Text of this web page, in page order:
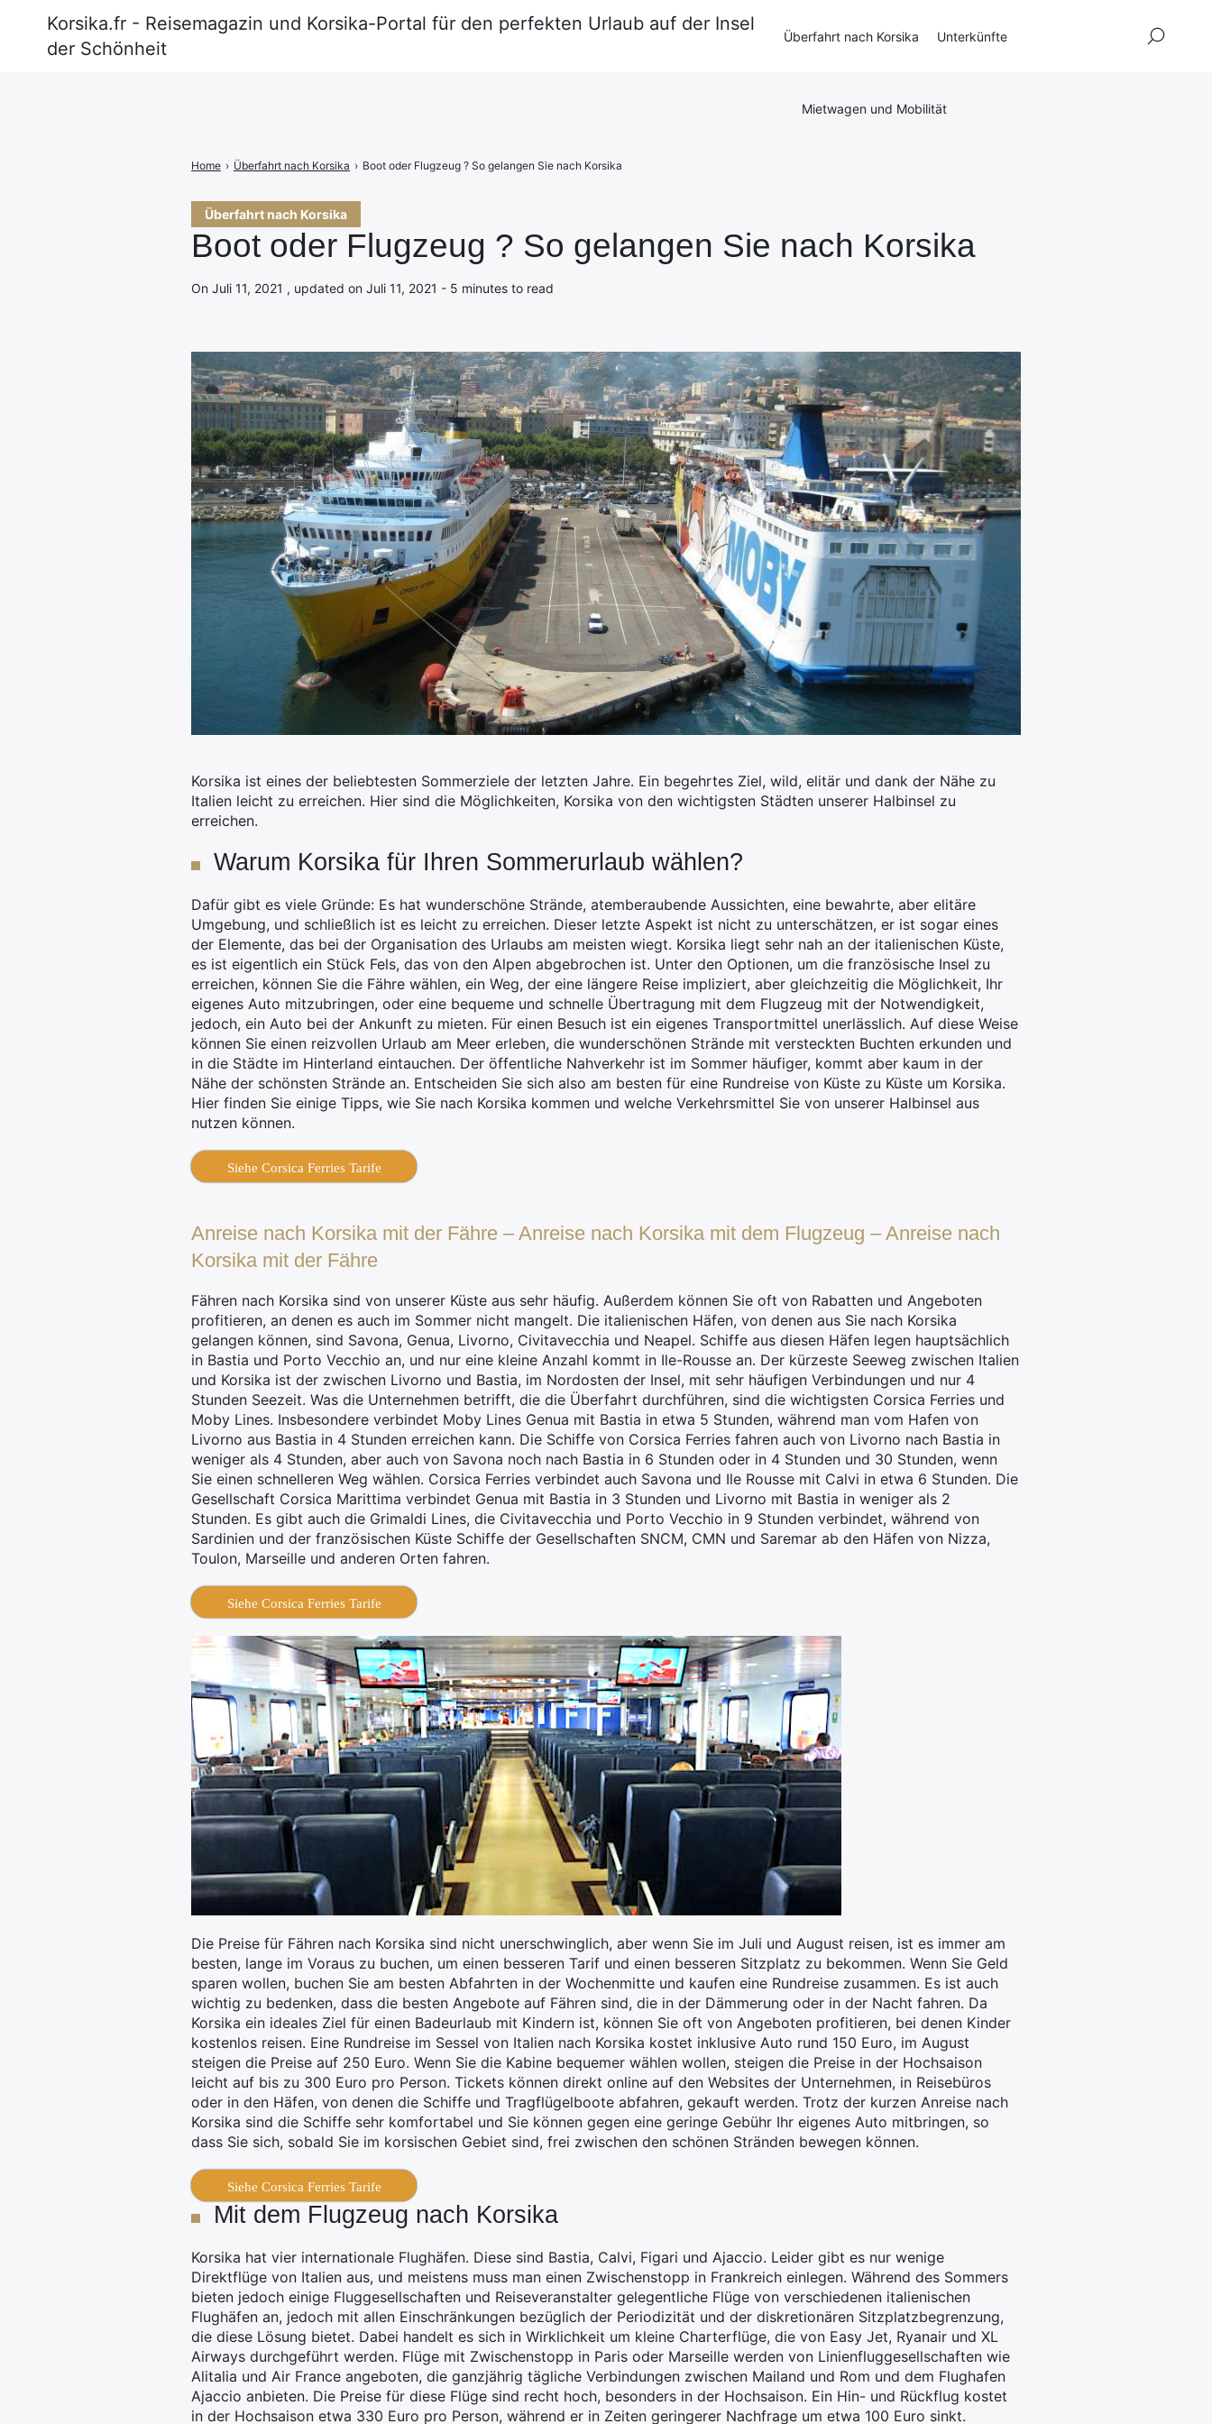
Überfahrt nach Korsika
Boot oder Flugzeug ? So gelangen Sie nach Korsika
On Juli 11, 2021 , updated on Juli 11, 2021 - 5 minutes to read
Home › Überfahrt nach Korsika › Boot oder Flugzeug ? So gelangen Sie nach Korsika
Korsika ist eines der beliebtesten Sommerziele der letzten Jahre. Ein begehrtes Ziel, wild, elitär und dank der Nähe zu
Italien leicht zu erreichen. Hier sind die Möglichkeiten, Korsika von den wichtigsten Städten unserer Halbinsel zu
erreichen.
Warum Korsika für Ihren Sommerurlaub wählen?
Dafür gibt es viele Gründe: Es hat wunderschöne Strände, atemberaubende Aussichten, eine bewahrte, aber elitäre
Umgebung, und schließlich ist es leicht zu erreichen. Dieser letzte Aspekt ist nicht zu unterschätzen, er ist sogar eines
der Elemente, das bei der Organisation des Urlaubs am meisten wiegt. Korsika liegt sehr nah an der italienischen Küste,
es ist eigentlich ein Stück Fels, das von den Alpen abgebrochen ist. Unter den Optionen, um die französische Insel zu
erreichen, können Sie die Fähre wählen, ein Weg, der eine längere Reise impliziert, aber gleichzeitig die Möglichkeit, Ihr
eigenes Auto mitzubringen, oder eine bequeme und schnelle Übertragung mit dem Flugzeug mit der Notwendigkeit,
jedoch, ein Auto bei der Ankunft zu mieten. Für einen Besuch ist ein eigenes Transportmittel unerlässlich. Auf diese Weise
können Sie einen reizvollen Urlaub am Meer erleben, die wunderschönen Strände mit versteckten Buchten erkunden und
in die Städte im Hinterland eintauchen. Der öffentliche Nahverkehr ist im Sommer häufiger, kommt aber kaum in der
Nähe der schönsten Strände an. Entscheiden Sie sich also am besten für eine Rundreise von Küste zu Küste um Korsika.
Hier finden Sie einige Tipps, wie Sie nach Korsika kommen und welche Verkehrsmittel Sie von unserer Halbinsel aus
nutzen können.
Siehe Corsica Ferries Tarife
Anreise nach Korsika mit der Fähre – Anreise nach Korsika mit dem Flugzeug – Anreise nach
Korsika mit der Fähre
Fähren nach Korsika sind von unserer Küste aus sehr häufig. Außerdem können Sie oft von Rabatten und Angeboten
profitieren, an denen es auch im Sommer nicht mangelt. Die italienischen Häfen, von denen aus Sie nach Korsika
gelangen können, sind Savona, Genua, Livorno, Civitavecchia und Neapel. Schiffe aus diesen Häfen legen hauptsächlich
in Bastia und Porto Vecchio an, und nur eine kleine Anzahl kommt in Ile-Rousse an. Der kürzeste Seeweg zwischen Italien
und Korsika ist der zwischen Livorno und Bastia, im Nordosten der Insel, mit sehr häufigen Verbindungen und nur 4
Stunden Seezeit. Was die Unternehmen betrifft, die die Überfahrt durchführen, sind die wichtigsten Corsica Ferries und
Moby Lines. Insbesondere verbindet Moby Lines Genua mit Bastia in etwa 5 Stunden, während man vom Hafen von
Livorno aus Bastia in 4 Stunden erreichen kann. Die Schiffe von Corsica Ferries fahren auch von Livorno nach Bastia in
weniger als 4 Stunden, aber auch von Savona noch nach Bastia in 6 Stunden oder in 4 Stunden und 30 Stunden, wenn
Sie einen schnelleren Weg wählen. Corsica Ferries verbindet auch Savona und Ile Rousse mit Calvi in etwa 6 Stunden. Die
Gesellschaft Corsica Marittima verbindet Genua mit Bastia in 3 Stunden und Livorno mit Bastia in weniger als 2
Stunden. Es gibt auch die Grimaldi Lines, die Civitavecchia und Porto Vecchio in 9 Stunden verbindet, während von
Sardinien und der französischen Küste Schiffe der Gesellschaften SNCM, CMN und Saremar ab den Häfen von Nizza,
Toulon, Marseille und anderen Orten fahren.
Siehe Corsica Ferries Tarife
Die Preise für Fähren nach Korsika sind nicht unerschwinglich, aber wenn Sie im Juli und August reisen, ist es immer am
besten, lange im Voraus zu buchen, um einen besseren Tarif und einen besseren Sitzplatz zu bekommen. Wenn Sie Geld
sparen wollen, buchen Sie am besten Abfahrten in der Wochenmitte und kaufen eine Rundreise zusammen. Es ist auch
wichtig zu bedenken, dass die besten Angebote auf Fähren sind, die in der Dämmerung oder in der Nacht fahren. Da
Korsika ein ideales Ziel für einen Badeurlaub mit Kindern ist, können Sie oft von Angeboten profitieren, bei denen Kinder
kostenlos reisen. Eine Rundreise im Sessel von Italien nach Korsika kostet inklusive Auto rund 150 Euro, im August
steigen die Preise auf 250 Euro. Wenn Sie die Kabine bequemer wählen wollen, steigen die Preise in der Hochsaison
leicht auf bis zu 300 Euro pro Person. Tickets können direkt online auf den Websites der Unternehmen, in Reisebüros
oder in den Häfen, von denen die Schiffe und Tragflügelboote abfahren, gekauft werden. Trotz der kurzen Anreise nach
Korsika sind die Schiffe sehr komfortabel und Sie können gegen eine geringe Gebühr Ihr eigenes Auto mitbringen, so
dass Sie sich, sobald Sie im korsischen Gebiet sind, frei zwischen den schönen Stränden bewegen können.
Siehe Corsica Ferries Tarife
Mit dem Flugzeug nach Korsika
Korsika hat vier internationale Flughäfen. Diese sind Bastia, Calvi, Figari und Ajaccio. Leider gibt es nur wenige
Direktflüge von Italien aus, und meistens muss man einen Zwischenstopp in Frankreich einlegen. Während des Sommers
bieten jedoch einige Fluggesellschaften und Reiseveranstalter gelegentliche Flüge von verschiedenen italienischen
Flughäfen an, jedoch mit allen Einschränkungen bezüglich der Periodizität und der diskretionären Sitzplatzbegrenzung,
die diese Lösung bietet. Dabei handelt es sich in Wirklichkeit um kleine Charterflüge, die von Easy Jet, Ryanair und XL
Airways durchgeführt werden. Flüge mit Zwischenstopp in Paris oder Marseille werden von Linienfluggesellschaften wie
Alitalia und Air France angeboten, die ganzjährig tägliche Verbindungen zwischen Mailand und Rom und dem Flughafen
Ajaccio anbieten. Die Preise für diese Flüge sind recht hoch, besonders in der Hochsaison. Ein Hin- und Rückflug kostet
in der Hochsaison etwa 330 Euro pro Person, während er in Zeiten geringerer Nachfrage um etwa 100 Euro sinkt.
Korsika.fr - Reisemagazin und Korsika-Portal für den perfekten Urlaub auf der Insel
der Schönheit
Überfahrt nach Korsika Unterkünfte
Mietwagen und Mobilität
Impressum · Datenschutzerklärung